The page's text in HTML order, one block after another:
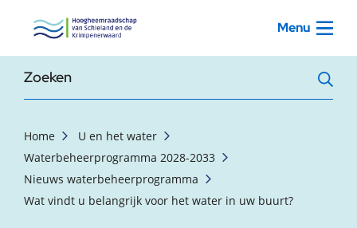
, startpagina Menu
Zoekterm
Home
U en het water
Waterbeheerprogramma 2028-2033
Nieuws waterbeheerprogramma
Wat vindt u belangrijk voor het water in uw buurt?